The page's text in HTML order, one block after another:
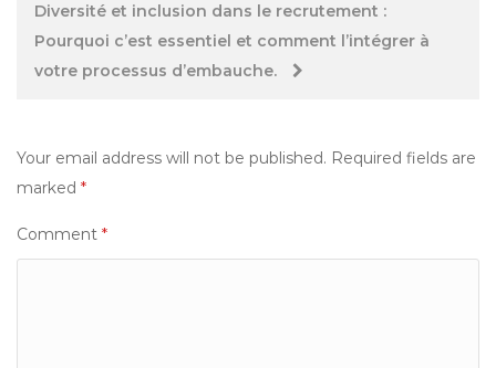
Diversité et inclusion dans le recrutement :
Pourquoi c’est essentiel et comment l’intégrer à
votre processus d’embauche.
Your email address will not be published. Required fields are
marked *
Comment *